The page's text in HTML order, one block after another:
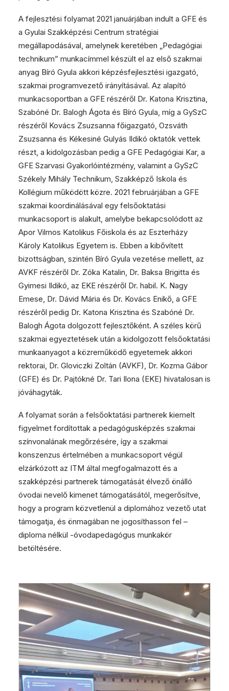
A fejlesztési folyamat 2021 januárjában indult a GFE és
a Gyulai Szakképzési Centrum stratégiai
megállapodásával, amelynek keretében „Pedagógiai
technikum” munkacímmel készült el az első szakmai
anyag Bíró Gyula akkori képzésfejlesztési igazgató,
szakmai programvezető irányításával. Az alapító
munkacsoportban a GFE részéről Dr. Katona Krisztina,
Szabóné Dr. Balogh Ágota és Bíró Gyula, míg a GySzC
részéről Kovács Zsuzsanna főigazgató, Ozsváth
Zsuzsanna és Kékesiné Gulyás Ildikó oktatók vettek
részt, a kidolgozásban pedig a GFE Pedagógiai Kar, a
GFE Szarvasi Gyakorlóintézmény, valamint a GySzC
Székely Mihály Technikum, Szakképző Iskola és
Kollégium működött közre. 2021 februárjában a GFE
szakmai koordinálásával egy felsőoktatási
munkacsoport is alakult, amelybe bekapcsolódott az
Apor Vilmos Katolikus Főiskola és az Eszterházy
Károly Katolikus Egyetem is. Ebben a kibővített
bizottságban, szintén Bíró Gyula vezetése mellett, az
AVKF részéről Dr. Zóka Katalin, Dr. Baksa Brigitta és
Gyimesi Ildikó, az EKE részéről Dr. habil. K. Nagy
Emese, Dr. Dávid Mária és Dr. Kovács Enikő, a GFE
részéről pedig Dr. Katona Krisztina és Szabóné Dr.
Balogh Ágota dolgozott fejlesztőként. A széles körű
szakmai egyeztetések után a kidolgozott felsőoktatási
munkaanyagot a közreműködő egyetemek akkori
rektorai, Dr. Gloviczki Zoltán (AVKF), Dr. Kozma Gábor
(GFE) és Dr. Pajtókné Dr. Tari Ilona (EKE) hivatalosan is
jóváhagyták.
A folyamat során a felsőoktatási partnerek kiemelt
figyelmet fordítottak a pedagógusképzés szakmai
színvonalának megőrzésére, így a szakmai
konszenzus értelmében a munkacsoport végül
elzárkózott az ITM által megfogalmazott és a
szakképzési partnerek támogatását élvező önálló
óvodai nevelő kimenet támogatásától, megerősítve,
hogy a program közvetlenül a diplomához vezető utat
támogatja, és önmagában ne jogosíthasson fel –
diploma nélkül -óvodapedagógus munkakör
betöltésére.